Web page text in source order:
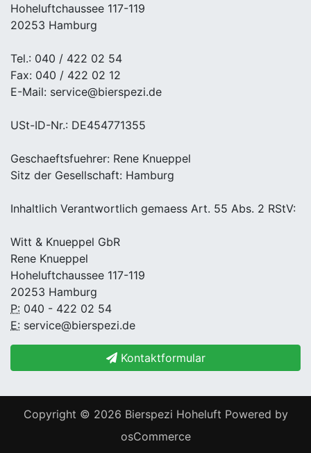
Hoheluftchaussee 117-119
20253 Hamburg
Tel.: 040 / 422 02 54
Fax: 040 / 422 02 12
E-Mail: service@bierspezi.de
USt-ID-Nr.: DE454771355
Geschaeftsfuehrer: Rene Knueppel
Sitz der Gesellschaft: Hamburg
Inhaltlich Verantwortlich gemaess Art. 55 Abs. 2 RStV:
Witt & Knueppel GbR
Rene Knueppel
Hoheluftchaussee 117-119
20253 Hamburg
P: 040 - 422 02 54
E: service@bierspezi.de
Kontaktformular
Copyright © 2026 Bierspezi Hoheluft Powered by
osCommerce